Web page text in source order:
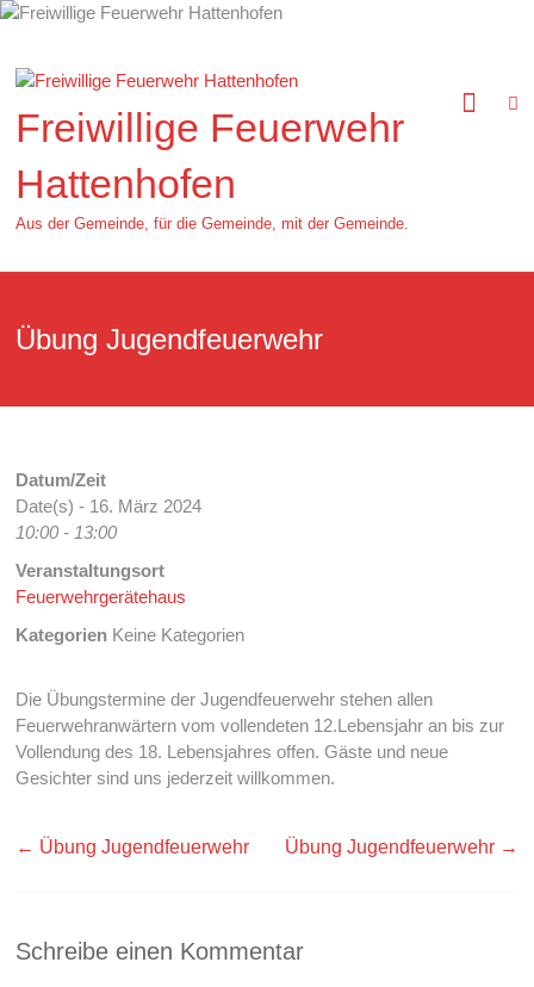
Zum
springen
Freiwillige Feuerwehr
Hattenhofen
Aus der Gemeinde, für die Gemeinde, mit der Gemeinde.
Übung Jugendfeuerwehr
Datum/Zeit
Date(s) - 16. März 2024
10:00 - 13:00
Veranstaltungsort
Feuerwehrgerätehaus
Kategorien Keine Kategorien
Die Übungstermine der Jugendfeuerwehr stehen allen
Feuerwehranwärtern vom vollendeten 12.Lebensjahr an bis zur
Vollendung des 18. Lebensjahres offen. Gäste und neue
Gesichter sind uns jederzeit willkommen.
← Übung Jugendfeuerwehr Übung Jugendfeuerwehr →
Schreibe einen Kommentar